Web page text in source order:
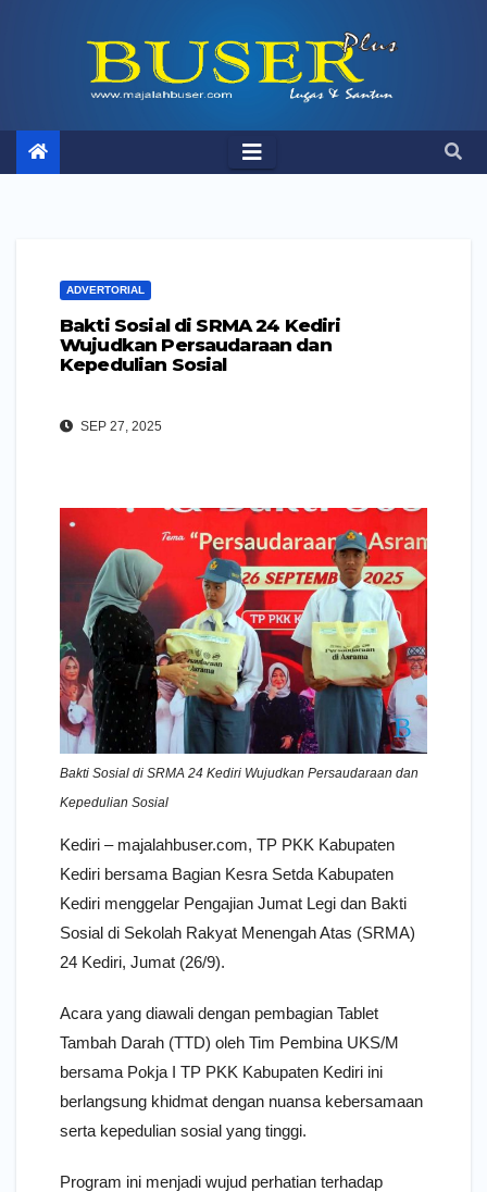
ADVERTORIAL
Bakti Sosial di SRMA 24 Kediri
Wujudkan Persaudaraan dan
Kepedulian Sosial
SEP 27, 2025
Bakti Sosial di SRMA 24 Kediri Wujudkan Persaudaraan dan
Kepedulian Sosial
Kediri – majalahbuser.com, TP PKK Kabupaten
Kediri bersama Bagian Kesra Setda Kabupaten
Kediri menggelar Pengajian Jumat Legi dan Bakti
Sosial di Sekolah Rakyat Menengah Atas (SRMA)
24 Kediri, Jumat (26/9).
Acara yang diawali dengan pembagian Tablet
Tambah Darah (TTD) oleh Tim Pembina UKS/M
bersama Pokja I TP PKK Kabupaten Kediri ini
berlangsung khidmat dengan nuansa kebersamaan
serta kepedulian sosial yang tinggi.
Program ini menjadi wujud perhatian terhadap